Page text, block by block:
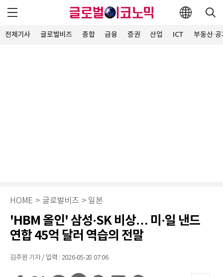
전체기사 글로벌비즈 종합 금융 증권 산업 ICT 부동산·
HOME > 글로벌비즈 > 일본
'HBM 올인' 삼성·SK 비상… 미·일 낸드
연합 45억 달러 역습의 전말
김주원 기자 / 입력 : 2026-05-28 07:06